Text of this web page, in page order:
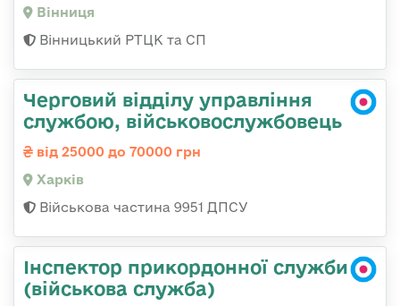
Вінниця
Вінницький РТЦК та СП
Черговий відділу управління
службою, військовослужбовець
від 25000 до 70000 грн
Харків
Військова частина 9951 ДПСУ
Інспектор прикордонної служби
(військова служба)